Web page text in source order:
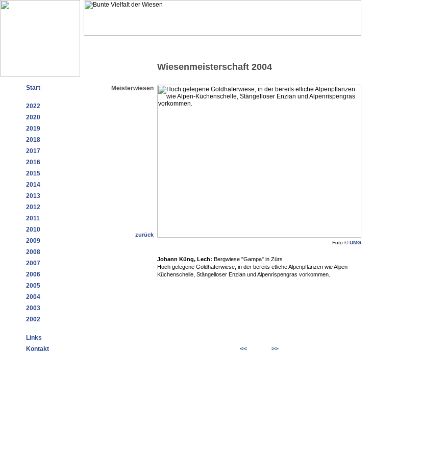
Start
2022
2020
2019
2018
2017
2016
2015
2014
2013
2012
2011
2010
2009
2008
2007
2006
2005
2004
2003
2002
Links
Kontakt
Wiesenmeisterschaft 2004
Meisterwiesen
zurück
Foto ©UMG
Johann Küng, Lech: Bergwiese "Gampa" in Zürs
Hoch gelegene Goldhaferwiese, in der bereits etliche Alpenpflanzen wie Alpen-
Küchenschelle, Stängelloser Enzian und Alpenrispengras vorkommen.
<< >>